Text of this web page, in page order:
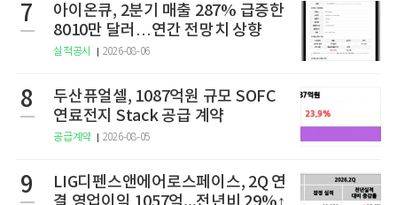
7
아이온큐, 2분기 매출 287% 급증한
8010만 달러…연간 전망치 상향
실적공시 2026-08-06
8
두산퓨얼셀, 1087억원 규모 SOFC
연료전지 Stack 공급 계약
공급계약 2026-08-05
9
LIG디펜스앤에어로스페이스, 2Q 연